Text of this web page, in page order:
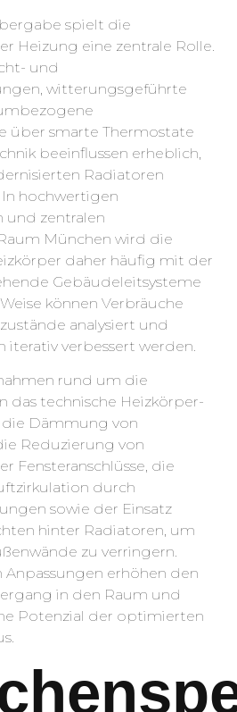
spielt die
Heizung eine zentrale Rolle.
und
witterungsgeführte
über smarte Thermostate
beeinflussen erheblich,
Radiatoren
hochwertigen
und zentralen
München wird die
daher häufig mit der
Gebäudeleitsysteme
können Verbräuche
analysiert und
iterativ verbessert werden.
rund um die
das technische Heizkörper-
die Dämmung von
Reduzierung von
Fensteranschlüsse, die
durch
sowie der Einsatz
hinter Radiatoren, um
zu verringern.
Anpassungen erhöhen den
in den Raum und
Potenzial der optimierten